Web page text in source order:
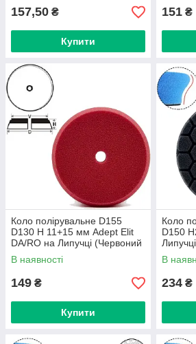
157,50 ₴
Купити
151 ₴
Коло полірувальне D155
D130 H 11+15 мм Adept Elit
DA/RO на Липучці (Червоний
Універсальний)
В наявності
149 ₴
Купити
Коло
D150
В
234 ₴